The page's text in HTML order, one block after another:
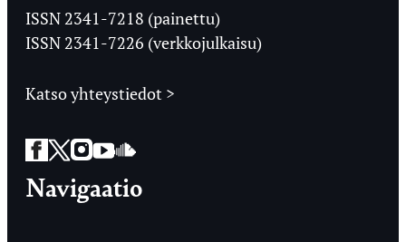
Ylioppilaslehti
ISSN 2341-7218 (painettu)
ISSN 2341-7226 (verkkojulkaisu)
Katso yhteystiedot >
Facebook
Twitter
Instagram
YouTube
SoundCloud
Navigaatio